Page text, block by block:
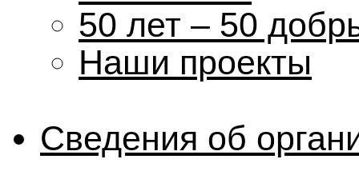
50 лет – 50
Наши проекты
Сведения об